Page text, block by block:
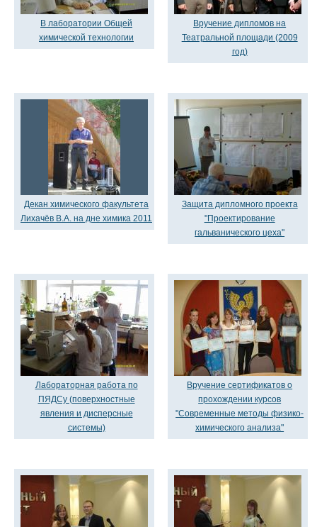
В лаборатории Общей
химической технологии
Вручение дипломов на
Театральной площади (2009
год)
Декан химического факультета
Лихачёв В.А. на дне химика 2011
Защита дипломного проекта
"Проектирование
гальванического цеха"
Лабораторная работа по
ПЯДСу (поверхностные
явления и дисперсные
системы)
Вручение сертификатов о
прохождении курсов
"Современные методы физико-
химического анализа"